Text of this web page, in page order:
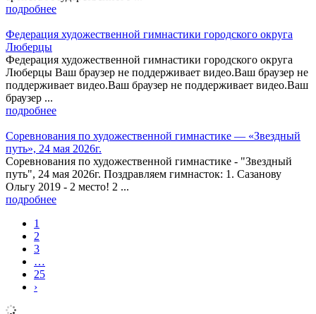
подробнее
Федерация художественной гимнастики городского округа
Люберцы
Федерация художественной гимнастики городского округа
Люберцы Ваш браузер не поддерживает видео.Ваш браузер не
поддерживает видео.Ваш браузер не поддерживает видео.Ваш
браузер ...
подробнее
Соревнования по художественной гимнастике — «Звездный
путь», 24 мая 2026г.
Соревнования по художественной гимнастике - "Звездный
путь", 24 мая 2026г. Поздравляем гимнасток: 1. Сазанову
Ольгу 2019 - 2 место! 2 ...
подробнее
1
2
3
…
25
›